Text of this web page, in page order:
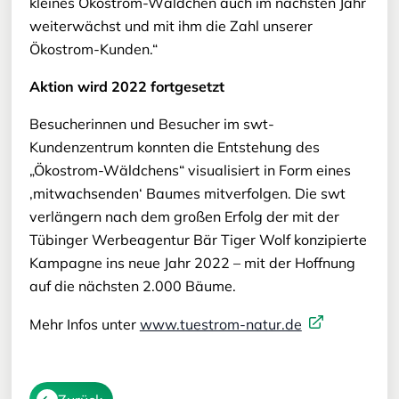
weiterwächst und mit ihm die Zahl unserer
Ökostrom-Kunden.“
Aktion wird 2022 fortgesetzt
Besucherinnen und Besucher im swt-
Kundenzentrum konnten die Entstehung des
„Ökostrom-Wäldchens“ visualisiert in Form eines
‚mitwachsenden‘ Baumes mitverfolgen. Die swt
verlängern nach dem großen Erfolg der mit der
Tübinger Werbeagentur Bär Tiger Wolf konzipierte
Kampagne ins neue Jahr 2022 – mit der Hoffnung
auf die nächsten 2.000 Bäume.
Mehr Infos unter www.tuestrom-natur.de